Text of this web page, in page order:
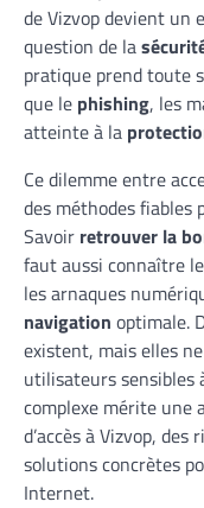
de Vizvop devient un
question de la
pratique prend toute
que le phishing, les
atteinte à la
Ce dilemme entre
des méthodes fiables
Savoir retrouver la
faut aussi connaître
les arnaques
navigation optimale.
existent, mais elles
utilisateurs sensibles
complexe mérite une
d’accès à Vizvop,
solutions concrètes
Internet.